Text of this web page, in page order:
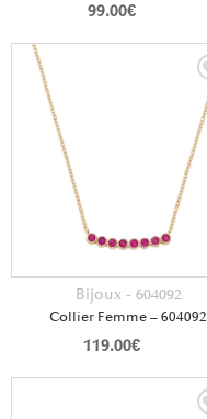
99.00€
Bijoux - 604092
Collier Femme – 604092
119.00€